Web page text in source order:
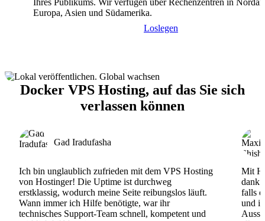
Europa, Asien und Südamerika.
Loslegen
Docker VPS Hosting, auf das Sie sich
verlassen können
Gad Iradufasha
Ich bin unglaublich zufrieden mit dem VPS Hosting
von Hostinger! Die Uptime ist durchweg
erstklassig, wodurch meine Seite reibungslos läuft.
Wann immer ich Hilfe benötigte, war ihr
technisches Support-Team schnell, kompetent und
Mit
dank
falls
und